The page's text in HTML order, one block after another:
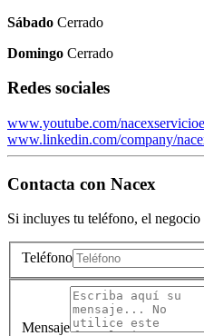
Sábado Cerrado
Domingo Cerrado
Redes sociales
www.youtube.com/
www.linkedin.com/company/
Contacta con Nacex
Si incluyes tu teléfono, el
Teléfono
Mensaje